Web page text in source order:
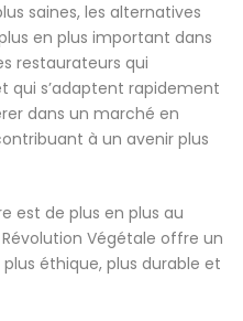
saines, les alternatives
en plus important dans
restaurateurs qui
s’adaptent rapidement
dans un marché en
à un avenir plus
est de plus en plus au
Végétale offre un
éthique, plus durable et